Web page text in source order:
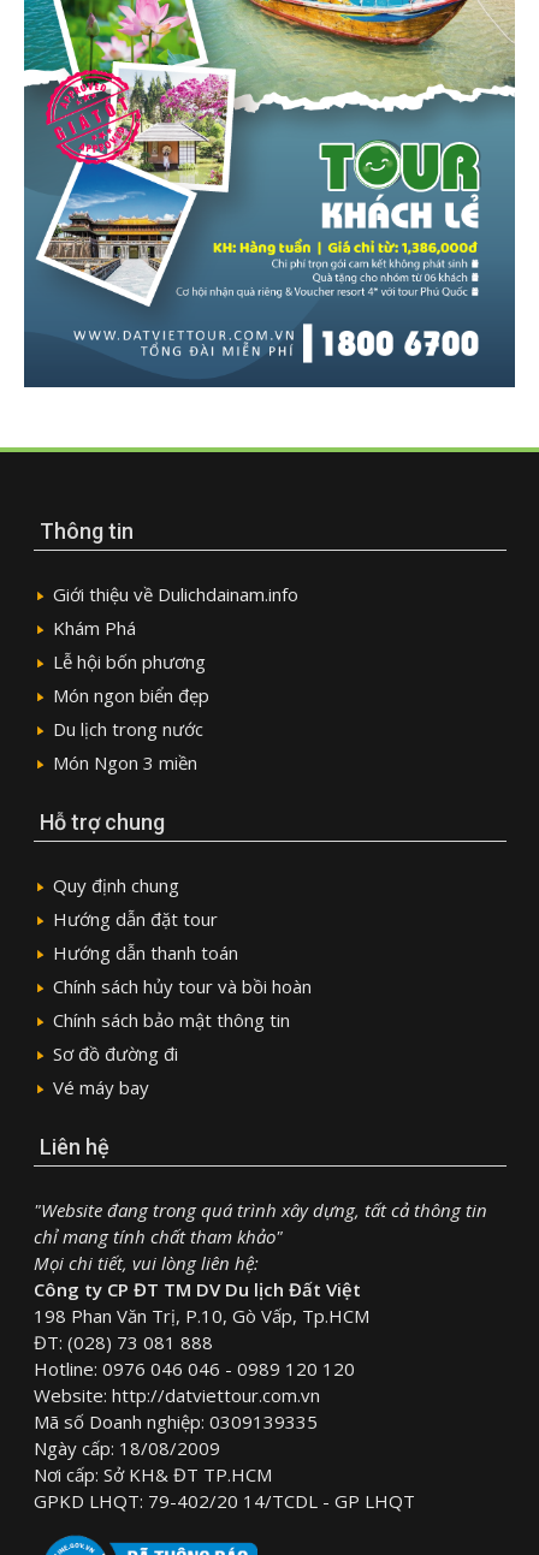
Thông tin
Giới thiệu về Dulichdainam.info
Khám Phá
Lễ hội bốn phương
Món ngon biển đẹp
Du lịch trong nước
Món Ngon 3 miền
Hỗ trợ chung
Quy định chung
Hướng dẫn đặt tour
Hướng dẫn thanh toán
Chính sách hủy tour và bồi hoàn
Chính sách bảo mật thông tin
Sơ đồ đường đi
Vé máy bay
Liên hệ
"Website đang trong quá trình xây dựng, tất cả thông tin
chỉ mang tính chất tham khảo"
Mọi chi tiết, vui lòng liên hệ:
Công ty CP ĐT TM DV Du lịch Đất Việt
198 Phan Văn Trị, P.10, Gò Vấp, Tp.HCM
ĐT: (028) 73 081 888
Hotline: 0976 046 046 - 0989 120 120
Website: http://datviettour.com.vn
Mã số Doanh nghiệp: 0309139335
Ngày cấp: 18/08/2009
Nơi cấp: Sở KH& ĐT TP.HCM
GPKD LHQT: 79-402/20 14/TCDL - GP LHQT